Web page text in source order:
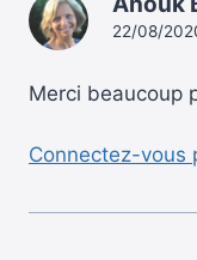
22/08/
Merci beaucoup
Connectez-vous